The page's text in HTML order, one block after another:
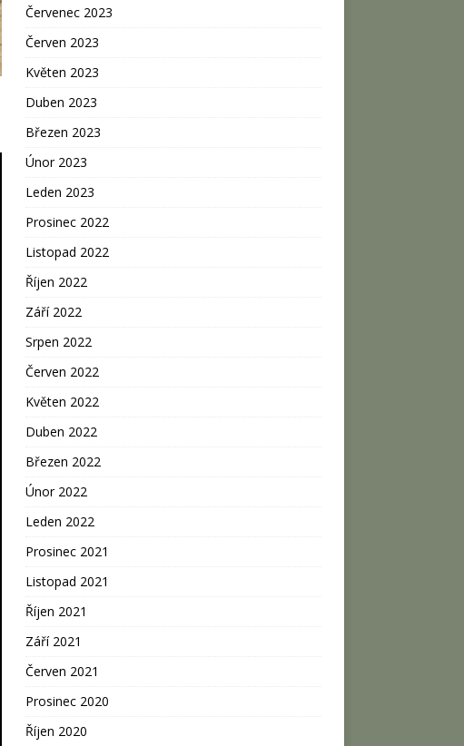
Červenec 2023
Červen 2023
Květen 2023
Duben 2023
Březen 2023
Únor 2023
Leden 2023
Prosinec 2022
Listopad 2022
Říjen 2022
Září 2022
Srpen 2022
Červen 2022
Květen 2022
Duben 2022
Březen 2022
Únor 2022
Leden 2022
Prosinec 2021
Listopad 2021
Říjen 2021
Září 2021
Červen 2021
Prosinec 2020
Říjen 2020